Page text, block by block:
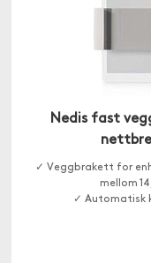
Nedis fast
✓ Veggbrakett for
mellom
✓ Automatisk